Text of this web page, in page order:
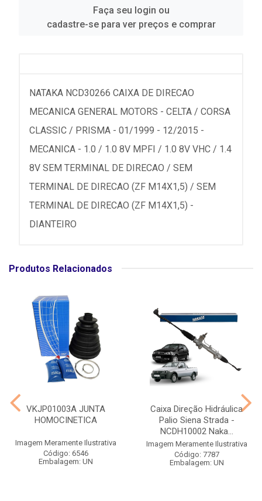
Faça seu login ou
cadastre-se para ver preços e comprar
NATAKA NCD30266 CAIXA DE DIRECAO
MECANICA GENERAL MOTORS - CELTA / CORSA
CLASSIC / PRISMA - 01/1999 - 12/2015 -
MECANICA - 1.0 / 1.0 8V MPFI / 1.0 8V VHC / 1.4
8V SEM TERMINAL DE DIRECAO / SEM
TERMINAL DE DIRECAO (ZF M14X1,5) / SEM
TERMINAL DE DIRECAO (ZF M14X1,5) -
DIANTEIRO
Produtos Relacionados
VKJP01003A JUNTA
HOMOCINETICA
Imagem Meramente Ilustrativa
Código: 6546
Embalagem: UN
Caixa Direção Hidráulica
Palio Siena Strada -
NCDH10002 Naka...
Imagem Meramente Ilustrativa
Código: 7787
Embalagem: UN